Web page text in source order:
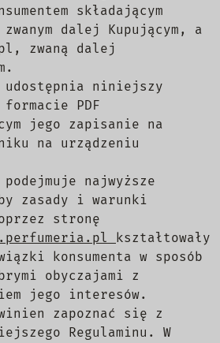
składającym
zwanym dalej Kupującym, a
zwaną dalej
udostępnia niniejszy
formacie PDF
jego zapisanie na
na urządzeniu
najwyższe
zasady i warunki
stronę
kształtowały
konsumenta w sposób
obyczajami z
jego interesów.
zapoznać się z
Regulaminu. W